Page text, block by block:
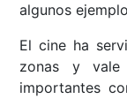
algunos
El cine ha
zonas y vale
importantes